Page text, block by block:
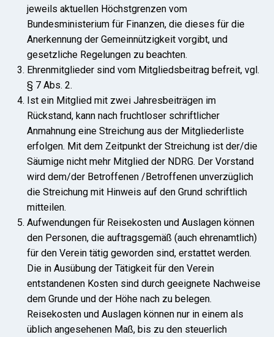
jeweils aktuellen Höchstgrenzen vom
Bundesministerium für Finanzen, die dieses für die
Anerkennung der Gemeinnützigkeit vorgibt, und
gesetzliche Regelungen zu beachten.
Ehrenmitglieder sind vom Mitgliedsbeitrag befreit, vgl.
§ 7 Abs. 2.
Ist ein Mitglied mit zwei Jahresbeiträgen im
Rückstand, kann nach fruchtloser schriftlicher
Anmahnung eine Streichung aus der Mitgliederliste
erfolgen. Mit dem Zeitpunkt der Streichung ist der/die
Säumige nicht mehr Mitglied der NDRG. Der Vorstand
wird dem/der Betroffenen /Betroffenen unverzüglich
die Streichung mit Hinweis auf den Grund schriftlich
mitteilen.
Aufwendungen für Reisekosten und Auslagen können
den Personen, die auftragsgemäß (auch ehrenamtlich)
für den Verein tätig geworden sind, erstattet werden.
Die in Ausübung der Tätigkeit für den Verein
entstandenen Kosten sind durch geeignete Nachweise
dem Grunde und der Höhe nach zu belegen.
Reisekosten und Auslagen können nur in einem als
üblich angesehenen Maß, bis zu den steuerlich